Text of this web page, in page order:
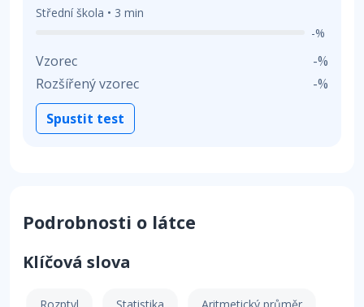
Střední škola • 3 min
-%
Vzorec
-%
Rozšířený vzorec
-%
Spustit test
Podrobnosti o látce
Klíčová slova
Rozptyl Statistika Aritmetický průměr